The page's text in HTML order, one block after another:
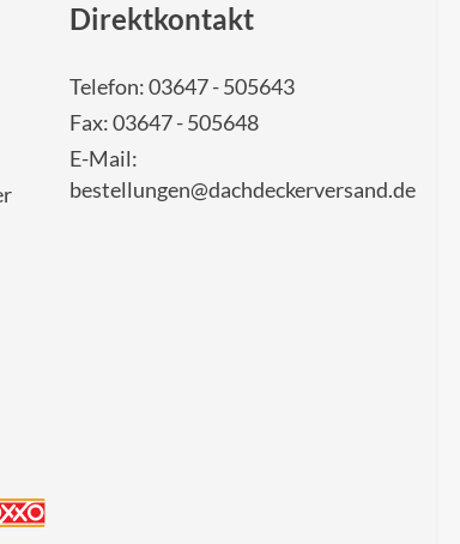
Direktkontakt
Telefon: 03647 - 505643
Fax: 03647 - 505648
E-Mail:
bestellungen@dachdeckerversand.de